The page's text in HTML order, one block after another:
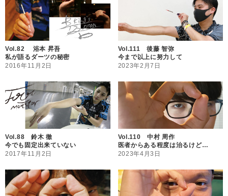
Vol.82 浴本 昇吾
私が語るダーツの秘密
2016年11月2日
Vol.111 後藤 智弥
今まで以上に努力して
2023年2月7日
Vol.88 鈴木 徹
今でも固定出来ていない
2017年11月2日
Vol.110 中村 周作
医者からある程度は治るけど…
2023年4月3日